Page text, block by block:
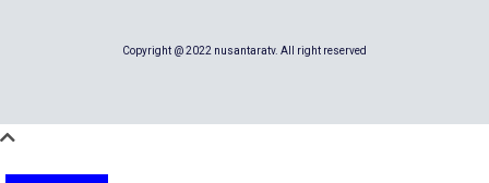
Copyright @ 2022 nusantaratv. All right reserved